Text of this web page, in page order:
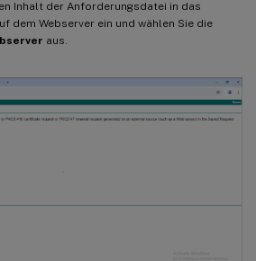
Inhalt der Anforderungsdatei in das
dem Webserver ein und wählen Sie die
aus.